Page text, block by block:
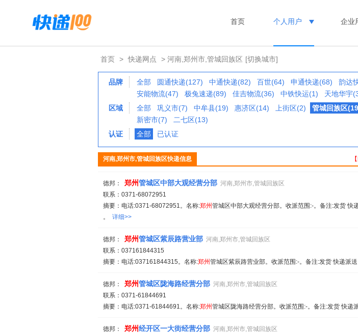
首页 个人用户 企业
首页 > 快递网点 > 河南,郑州市,管城回族区 [切换城市]
品牌 全部 圆通快递(127) 中通快递(82) 百世(64) 申通快递(68) 韵达
安能物流(47)
极兔速递(89) 佳吉物流(36) 中铁快运(1) 天地华宇
区域
全部 巩义市(7) 中牟县(19) 惠济区(14) 上街区(2) 管城回族区
新密市(7)
二七区(13)
认证
全部 已认证
河南,郑州市,管城回族区快递信息
德邦： 郑州管城区中部大观经营分部 河南,郑州市,管城回族区
联系：0371-68072951
摘要：电话:0371-68072951。名称:郑州管城区中部大观经营分部。收派范围:-。备注:发货 快
。 详细>>
德邦： 郑州管城区紫辰路营业部 河南,郑州市,管城回族区
联系：037161844315
摘要：电话:037161844315。名称:郑州管城区紫辰路营业部。收派范围:-。备注:发货 快递派
德邦： 郑州管城区陇海路经营分部 河南,郑州市,管城回族区
联系：0371-61844691
摘要：电话:0371-61844691。名称:郑州管城区陇海路经营分部。收派范围:-。备注:发货 快递
德邦： 郑州经开区一大街经营分部 河南,郑州市,管城回族区